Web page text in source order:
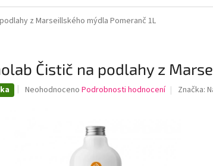
z Marseillského mýdla Pomeranč 1L
Čistič na podlahy z
Průměrné
Neohodnoceno Podrobnosti hodnocení Značka: